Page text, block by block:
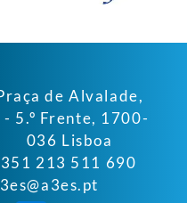
de Alvalade,
- 5.º Frente, 1700-
036 Lisboa
213 511 690